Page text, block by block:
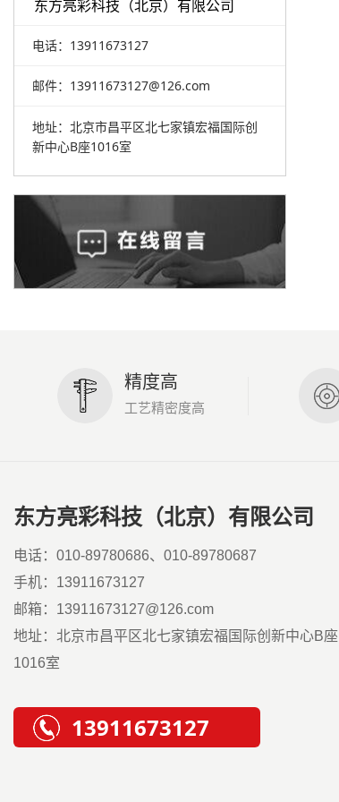
东方亮彩科技（北京）有限公司
电话：13911673127
邮件：13911673127@126.com
地址：北京市昌平区北七家镇宏福国际创
新中心B座1016室
精度高
工艺精密度高
东方亮彩科技（北京）有限公司
电话：010-89780686、010-89780687
手机：13911673127
邮箱：13911673127@126.com
地址：北京市昌平区北七家镇宏福国际创新中心B座
1016室
13911673127